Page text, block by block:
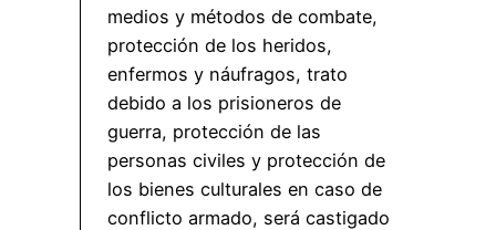
medios y métodos de combate,
protección de los heridos,
enfermos y náufragos, trato
debido a los prisioneros de
guerra, protección de las
personas civiles y protección de
los bienes culturales en caso de
conflicto armado, será castigado